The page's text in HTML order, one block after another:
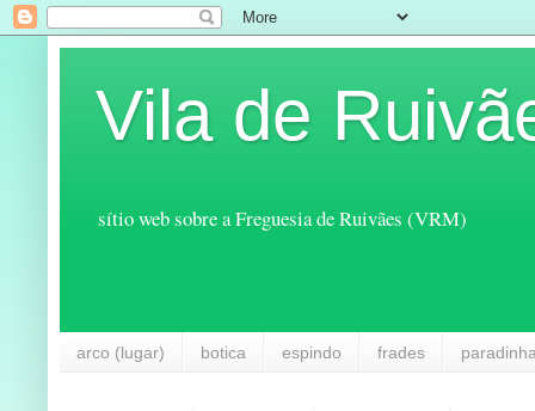
Vila de
sítio web sobre a Freguesia de Ruivães (VRM)
arco (lugar) botica espindo frades